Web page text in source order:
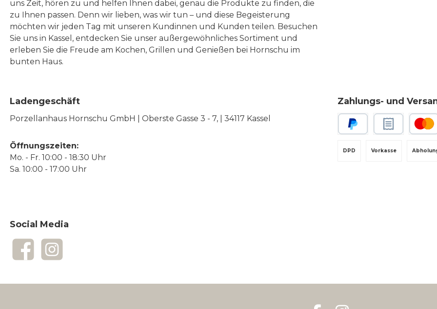
uns Zeit, hören zu und helfen Ihnen dabei, genau die Produkte zu finden, die
zu Ihnen passen. Denn wir lieben, was wir tun – und diese Begeisterung
möchten wir jeden Tag mit unseren Kundinnen und Kunden teilen. Besuchen
Sie uns in Kassel, entdecken Sie unser außergewöhnliches Sortiment und
erleben Sie die Freude am Kochen, Grillen und Genießen bei Hornschu im
bunten Haus.
Ladengeschäft
Porzellanhaus Hornschu GmbH | Oberste Gasse 3 - 7, | 34117 Kassel
Öffnungszeiten:
Mo. - Fr. 10:00 - 18:30 Uhr
Sa. 10:00 - 17:00 Uhr
Zahlungs- und
Vorkasse
DPD
Social Media
FacebookInstagram